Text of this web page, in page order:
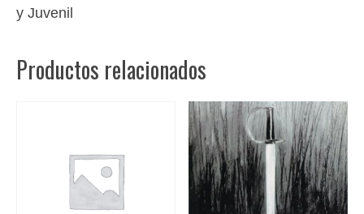
Misterios
cantidad
y Juvenil
Productos relacionados